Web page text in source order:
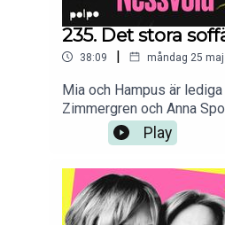
235. Det stora
38:09 | måndag 25
Mia och Hampus är
Zimmergren och Anna
visserligen nya vänner
kickstarta vänskapen
(119 kronor). Det blir
skolavslutningsminnen
samt en promenad mot ett
bett om.Tack för att du
Play